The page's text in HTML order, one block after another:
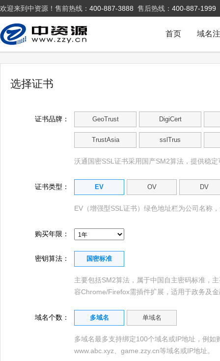
欢迎来到中资源！售前热线： 400-887-3888 售后热线： 400-887-1999
域名
首页
选择证书
证书品牌： GeoTrust DigiCert
TrustAsia sslTrus
沃通国密SSL证书采用国产SM2算法，提供稳
证书类型： EV OV DV
EV（增强型SSL证书）绿色地址栏为公司名称
购买年限：
密钥算法： 国密标准
主要包括SM2算法，属于中国自主密码标准，
容Chrome/Firefox需插件扩展，适用于政务及
域名个数： 多域名 单域名
多域名最多支持绑定100个域名或IP地址，例
www.abc.xyz、game.zzy.cn等域名或IP地址。